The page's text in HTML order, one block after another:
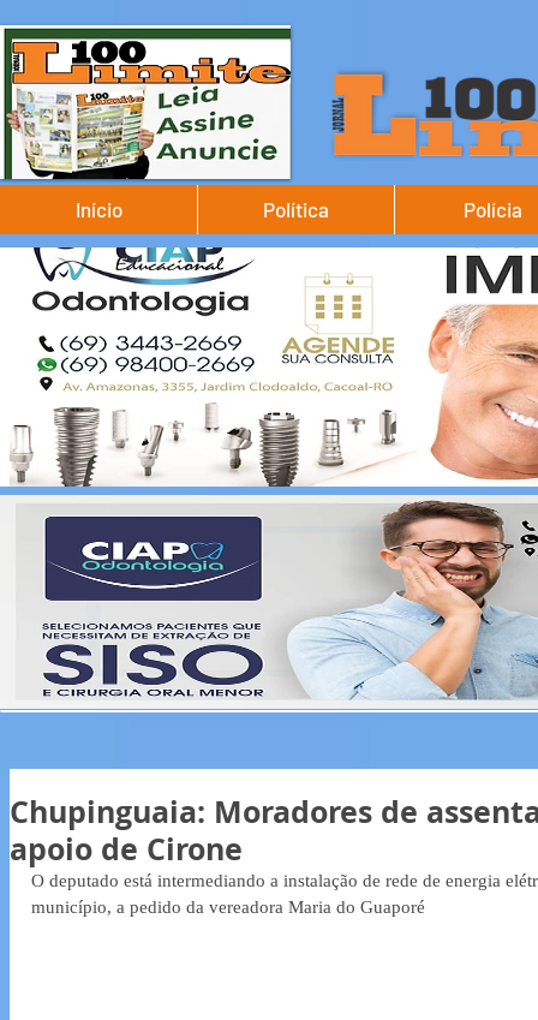
Início Política Polícia
Chupinguaia: Moradores de
apoio de Cirone
O deputado está intermediando a instalação de rede de energia
município, a pedido da vereadora Maria do Guaporé